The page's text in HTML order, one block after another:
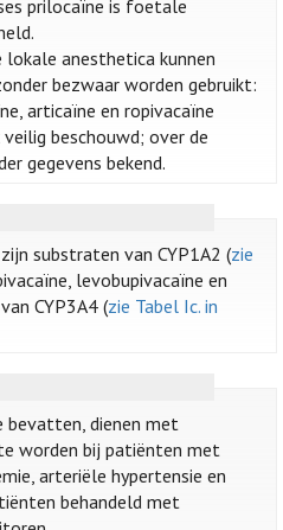
prilocaïne is foetale
anesthetica kunnen
bezwaar worden gebruikt:
articaïne en ropivacaïne
beschouwd; over de
gegevens bekend.
substraten van CYP1A2 (zie
levobupivacaïne en
CYP3A4 (zie Tabel Ic. in
bevatten, dienen met
worden bij patiënten met
arteriële hypertensie en
behandeld met